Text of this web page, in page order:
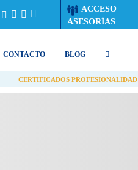
ACCESO
ASESORÍAS
CONTACTO BLOG
CERTIFICADOS PROFESIONALIDAD